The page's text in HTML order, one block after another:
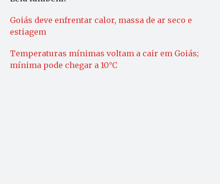
Goiás deve enfrentar calor, massa de ar seco e
estiagem
Temperaturas mínimas voltam a cair em Goiás;
mínima pode chegar a 10°C